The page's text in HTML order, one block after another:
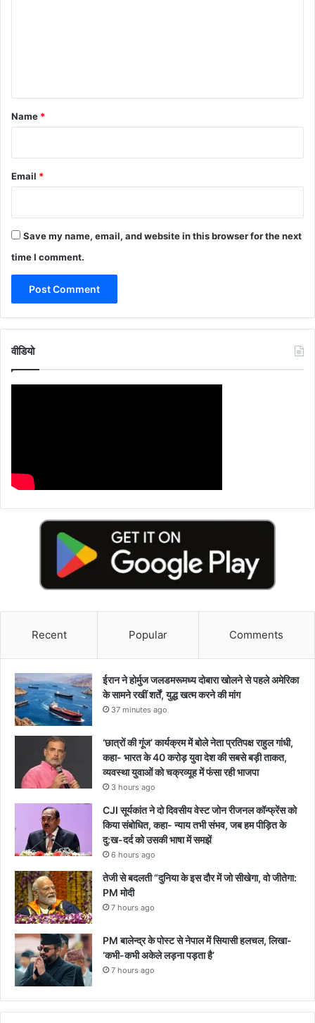
*
Name *
Email *
Save my name, email, and website in this browser for the next
time I comment.
वीडियो
Recent Popular Comments
ईरान ने होर्मुज जलडमरूमध्य दोबारा खोलने से पहले अमेरिका
के सामने रखीं शर्तें, युद्ध खत्म करने की मांग
37 minutes ago
‘छात्रों की गूंज’ कार्यक्रम में बोले नेता प्रतिपक्ष राहुल गांधी,
कहा- भारत के 40 करोड़ युवा देश की सबसे बड़ी ताकत,
व्यवस्था युवाओं को चक्रव्यूह में फंसा रही भाजपा
3 hours ago
CJI सूर्यकांत ने दो दिवसीय वेस्ट जोन रीजनल कॉन्फ्रेंस को
किया संबोधित, कहा- न्याय तभी संभव, जब हम पीड़ित के
दु:ख-दर्द को उसकी भाषा में समझें
6 hours ago
तेजी से बदलती “दुनिया के इस दौर में जो सीखेगा, वो जीतेगा:
PM मोदी
7 hours ago
PM बालेन्द्र के पोस्ट से नेपाल में सियासी हलचल, लिखा-
‘कभी-कभी अकेले लड़ना पड़ता है’
7 hours ago